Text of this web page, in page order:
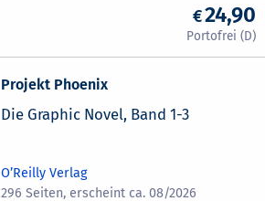
24,90
Projekt Phoenix
Die Graphic Novel, Band 1-3
O’Reilly Verlag
296 Seiten, erscheint ca. 08/2026